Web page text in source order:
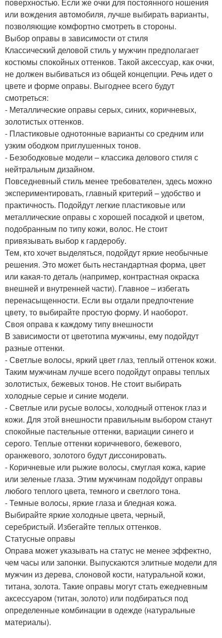
поверхностью. Если же очки для постоянного ношения
или вождения автомобиля, лучше выбирать варианты,
позволяющие комфортно смотреть в стороны.
Выбор оправы в зависимости от стиля
Классический деловой стиль у мужчин предполагает
костюмы спокойных оттенков. Такой аксессуар, как очки,
не должен выбиваться из общей концепции. Речь идет о
цвете и форме оправы. Выгоднее всего будут
смотреться:
- Металлические оправы серых, синих, коричневых,
золотистых оттенков.
- Пластиковые однотонные варианты со средним или
узким ободком приглушенных тонов.
- Безободковые модели – классика делового стиля с
нейтральным дизайном.
Повседневный стиль менее требователен, здесь можно
экспериментировать, главный критерий – удобство и
практичность. Подойдут легкие пластиковые или
металлические оправы с хорошей посадкой и цветом,
подобранным по типу кожи, волос. Не стоит
привязывать выбор к гардеробу.
Тем, кто хочет выделяться, подойдут яркие необычные
решения. Это может быть нестандартная форма, цвет
или какая-то деталь (например, контрастная окраска
внешней и внутренней части). Главное – избегать
перенасыщенности. Если вы отдали предпочтение
цвету, то выбирайте простую форму. И наоборот.
Своя оправа к каждому типу внешности
В зависимости от цветотипа мужчины, ему подойдут
разные оттенки.
- Светлые волосы, яркий цвет глаз, теплый оттенок кожи.
Таким мужчинам лучше всего подойдут оправы теплых
золотистых, бежевых тонов. Не стоит выбирать
холодные серые и синие модели.
- Светлые или русые волосы, холодный оттенок глаз и
кожи. Для этой внешности правильным выбором станут
спокойные пастельные оттенки, вариации синего и
серого. Теплые оттенки коричневого, бежевого,
оранжевого, золотого будут диссонировать.
- Коричневые или рыжие волосы, смуглая кожа, карие
или зеленые глаза. Этим мужчинам подойдут оправы
любого теплого цвета, темного и светлого тона.
- Темные волосы, яркие глаза и бледная кожа.
Выбирайте яркие холодные цвета, черный,
серебристый. Избегайте теплых оттенков.
Статусные оправы
Оправа может указывать на статус не менее эффектно,
чем часы или запонки. Выпускаются элитные модели для
мужчин из дерева, слоновой кости, натуральной кожи,
титана, золота. Такие оправы могут стать ежедневным
аксессуаром (титан, золото) или подбираться под
определенные комбинации в одежде (натуральные
материалы).